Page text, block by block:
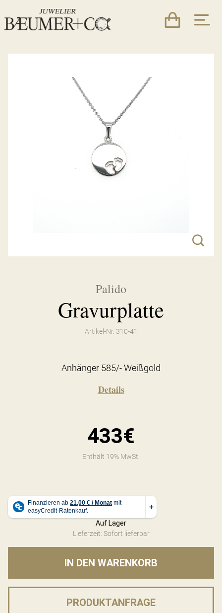
Palido
Gravurplatte
Artikel-Nr. 310-41
Anhänger 585/- Weißgold
Details
433€
Enthält 19% MwSt.
Auf Lager
Lieferzeit: Sofort lieferbar
IN DEN WARENKORB
PRODUKTANFRAGE